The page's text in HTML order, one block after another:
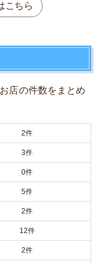
こちら
店の件数をまとめ
2件
3件
0件
5件
2件
12件
2件